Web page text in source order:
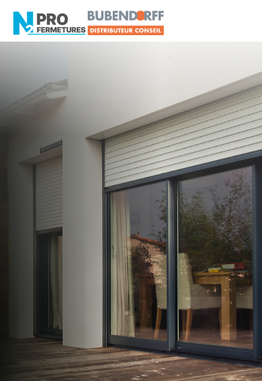
Distributeur en volets
roulants Somfy
Derval
Artisan, Menuisier, TPE ou PME proche de
N2PRO Fermetures est votre référent Distributeur
en volets roulants Somfy officiel pour vous
apporter : Tarifs directs usines sans minimum
d'achat - Assistance technique chantier et
service réactif avec simplicité.
07 83 35 69 17